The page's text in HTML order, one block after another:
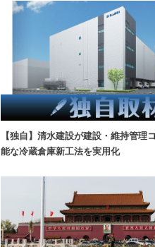
【独自】清水建設が建設・維持管理
能な冷蔵倉庫新工法を実用化